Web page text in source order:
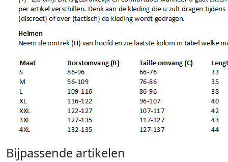
Bijpassende artikelen